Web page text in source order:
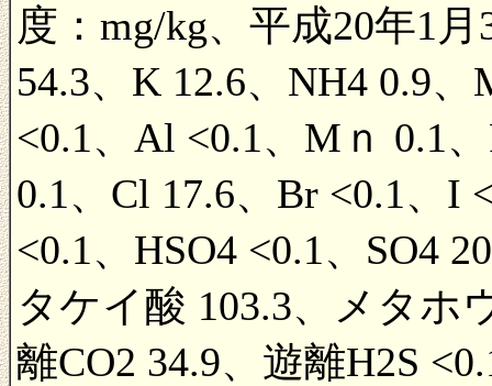
度：mg/kg、平成20年1
54.3、K 12.6、NH4 0.9、
<0.1、Al <0.1、Mｎ 0.1
0.1、Cl 17.6、Br <0.1、I
<0.1、HSO4 <0.1、SO4
タケイ酸 103.3、メタホ
離CO2 34.9、遊離H2S